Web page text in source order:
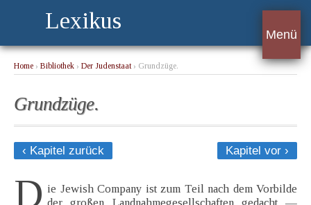
Lexikus
Menü
Home › Bibliothek › Der Judenstaat› Grundzüge.
Grundzüge.
‹ Kapitel zurück Kapitel vor ›
D ie Jewish Company ist zum Teil nach dem Vorbilde